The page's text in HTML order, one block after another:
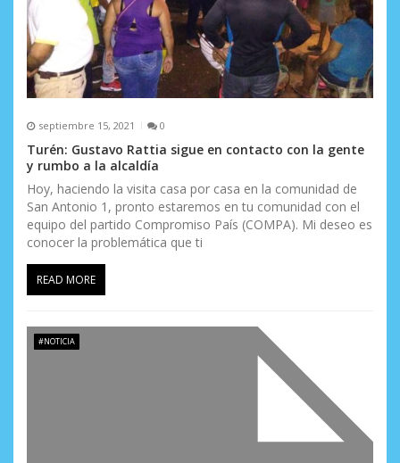
septiembre 15, 2021 0
Turén​: Gustavo Rattia sigue en contacto con la gente
y rumbo a la alcaldía
Hoy, haciendo la visita casa por casa en la comunidad de
San Antonio 1, pronto estaremos en tu comunidad con el
equipo del partido Compromiso País (COMPA). Mi deseo es
conocer la problemática que ti
READ MORE
#NOTICIA